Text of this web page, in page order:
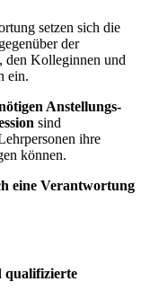
setzen sich die
gegenüber der
den Kolleginnen und
ein.
Anstellungs-
sind
ihre
können.
eine Verantwortung
qualifizierte